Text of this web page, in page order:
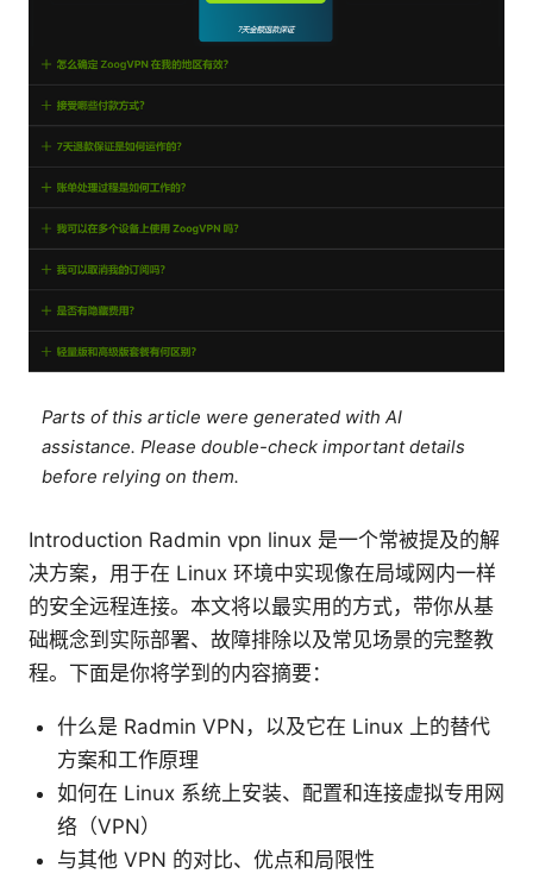
Parts of this article were generated with AI
assistance. Please double-check important details
before relying on them.
Introduction Radmin vpn linux 是一个常被提及的解
决方案，用于在 Linux 环境中实现像在局域网内一样
的安全远程连接。本文将以最实用的方式，带你从基
础概念到实际部署、故障排除以及常见场景的完整教
程。下面是你将学到的内容摘要：
什么是 Radmin VPN，以及它在 Linux 上的替代
方案和工作原理
如何在 Linux 系统上安装、配置和连接虚拟专用网
络（VPN）
与其他 VPN 的对比、优点和局限性